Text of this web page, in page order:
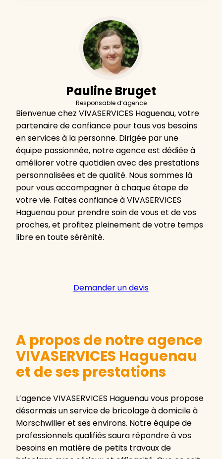
Pauline Bruget
Responsable d’agence
Bienvenue chez VIVASERVICES Haguenau, votre
partenaire de confiance pour tous vos besoins
en services à la personne. Dirigée par une
équipe passionnée, notre agence est dédiée à
améliorer votre quotidien avec des prestations
personnalisées et de qualité. Nous sommes là
pour vous accompagner à chaque étape de
votre vie. Faites confiance à VIVASERVICES
Haguenau pour prendre soin de vous et de vos
proches, et profitez pleinement de votre temps
libre en toute sérénité.
Demander un devis
A propos de notre agence
VIVASERVICES Haguenau
et de ses prestations
L’agence VIVASERVICES Haguenau vous propose
désormais un service de bricolage à domicile à
Morschwiller et ses environs. Notre équipe de
professionnels qualifiés saura répondre à vos
besoins en matière de petits travaux de